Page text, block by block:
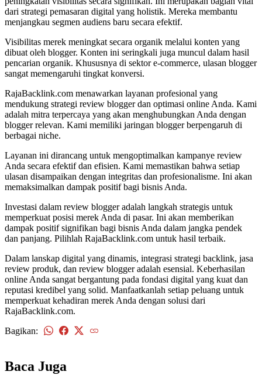
dari strategi pemasaran digital yang holistik. Mereka membantu
menjangkau segmen audiens baru secara efektif.
Visibilitas merek meningkat secara organik melalui konten yang
dibuat oleh blogger. Konten ini seringkali juga muncul dalam hasil
pencarian organik. Khususnya di sektor e-commerce, ulasan blogger
sangat memengaruhi tingkat konversi.
RajaBacklink.com menawarkan layanan profesional yang
mendukung strategi review blogger dan optimasi online Anda. Kami
adalah mitra terpercaya yang akan menghubungkan Anda dengan
blogger relevan. Kami memiliki jaringan blogger berpengaruh di
berbagai niche.
Layanan ini dirancang untuk mengoptimalkan kampanye review
Anda secara efektif dan efisien. Kami memastikan bahwa setiap
ulasan disampaikan dengan integritas dan profesionalisme. Ini akan
memaksimalkan dampak positif bagi bisnis Anda.
Investasi dalam review blogger adalah langkah strategis untuk
memperkuat posisi merek Anda di pasar. Ini akan memberikan
dampak positif signifikan bagi bisnis Anda dalam jangka pendek
dan panjang. Pilihlah RajaBacklink.com untuk hasil terbaik.
Dalam lanskap digital yang dinamis, integrasi strategi backlink, jasa
review produk, dan review blogger adalah esensial. Keberhasilan
online Anda sangat bergantung pada fondasi digital yang kuat dan
reputasi kredibel yang solid. Manfaatkanlah setiap peluang untuk
memperkuat kehadiran merek Anda dengan solusi dari
RajaBacklink.com.
Bagikan:
Baca Juga